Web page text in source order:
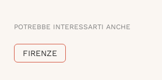
POTREBBE INTERESSARTI ANCHE
FIRENZE